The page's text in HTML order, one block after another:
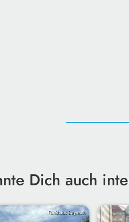
Dich auch
Funkhaus Bayreuth